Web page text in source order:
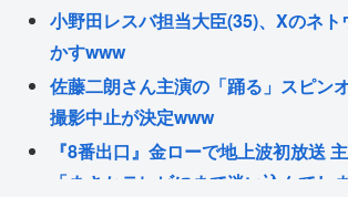
小野田レスバ担当大臣(35)、Xのネト
かすwww
佐藤二朗さん主演の「踊る」スピン
撮影中止が決定www
『8番出口』金ローで地上波初放送
「まさかテレビにまで迷い込んでし